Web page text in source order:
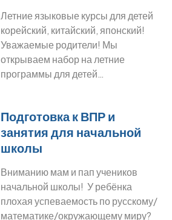
Летние языковые курсы для детей
корейский, китайский, японский!
Уважаемые родители! Мы
открываем набор на летние
программы для детей…
Подготовка к ВПР и
занятия для начальной
школы
Вниманию мам и пап учеников
начальной школы! У ребёнка
плохая успеваемость по русскому/
математике/окружающему миру?